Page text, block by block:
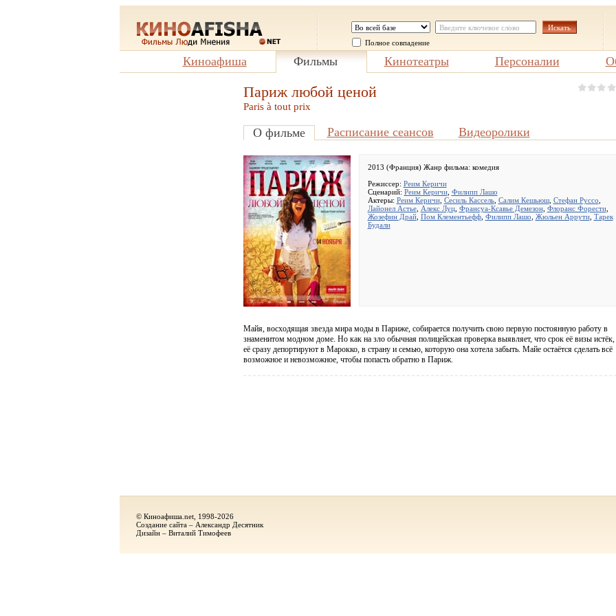
Полное совпадение
Киноафиша Фильмы Кинотеатры Персоналии
Париж любой ценой
Paris à tout prix
О фильме Расписание сеансов Видеоролики
2013 (Франция) Жанр фильма: комедия
Режиссер: Реим Керичи
Сценарий: Реим Керичи, Филипп Лашо
Актеры: Реим Керичи, Сесиль Кассель, Салим Кешьюш, Стефан Руссо
Лайонел Астье, Алекс Луц, Франсуа-Ксавье Демезон, Флоранс Форести,
Жозефин Драй, Пом Клементьефф, Филипп Лашо Жюльен Аррути, Тарек
Будали
Майя, восходящая звезда мира моды в Париже, собирается получить свою первую постоянную работу в
знаменитом модном доме. Но как на зло обычная полицейская проверка выявляет, что срок её визы истёк,
её сразу депортируют в Марокко, в страну и семью, которую она хотела забыть. Майе остаётся сделать всё
возможное и невозможное, чтобы попасть обратно в Париж.
© Киноафиша.net, 1998-2026
Создание сайта – Александр Десятник
Дизайн – Виталий Тимофеев